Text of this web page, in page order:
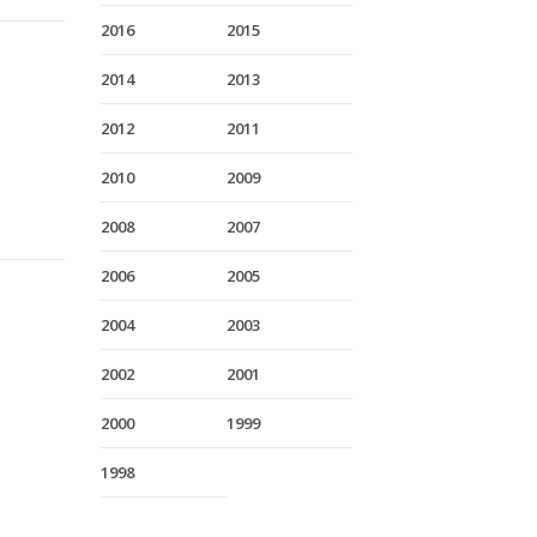
2016 2015
2014 2013
2012 2011
2010 2009
2008 2007
2006 2005
2004 2003
2002 2001
2000 1999
1998